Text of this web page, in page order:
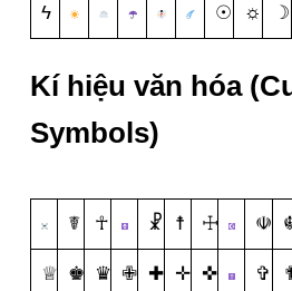
ϟ ☉ ☼ ☽
Kí hiệu văn hóa
Symbols)
☤ ☥ ☧ ☨ ☩ ☫
♕ ♚ ♛ ✙ ✚ ✛ ✜ ✞